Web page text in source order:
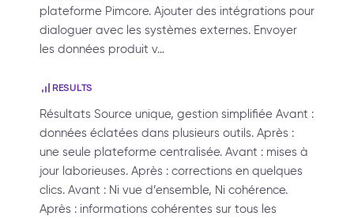
plateforme Pimcore. Ajouter des intégrations pour
dialoguer avec les systèmes externes. Envoyer
les données produit v…
RESULTS
Résultats Source unique, gestion simplifiée Avant :
données éclatées dans plusieurs outils. Après :
une seule plateforme centralisée. Avant : mises à
jour laborieuses. Après : corrections en quelques
clics. Avant : Ni vue d’ensemble, Ni cohérence.
Après : informations cohérentes sur tous les